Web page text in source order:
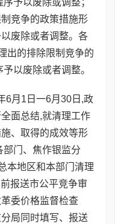
予以废除或调整；
竞争的政策措施形
废除或者调整。各
出的排除限制竞争的
以废除或者调整。
6月1日一6月30日,政
面总结,就清理工作
、取得的成效等形
部门、焦作银监分
本地区和本部门清理
报送市公平竞争审
委价格监督检查
局同时填写、报送